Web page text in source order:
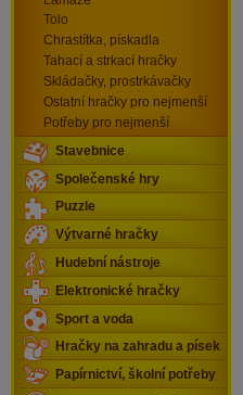
Tolo
Chrastítka, pískadla
Tahací a strkací hračky
Skládačky, prostrkávačky
Ostatní hračky pro nejmenší
Potřeby pro nejmenší
Stavebnice
Společenské hry
Puzzle
Výtvarné hračky
Hudební nástroje
Elektronické hračky
Sport a voda
Hračky na zahradu a písek
Papírnictví, školní potřeby